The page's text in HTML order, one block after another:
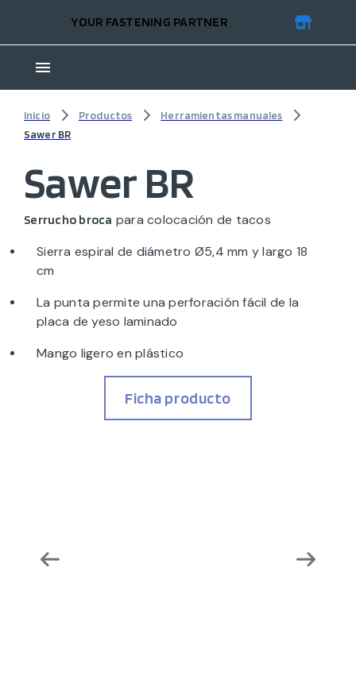
YOUR FASTENING PARTNER
Inicio Productos
Herramientas manuales
Sawer BR
Sawer BR
Serrucho broca para colocación de tacos
Sierra espiral de diámetro Ø5,4 mm y largo 18
cm
La punta permite una perforación fácil de la
placa de yeso laminado
Mango ligero en plástico
Ficha producto